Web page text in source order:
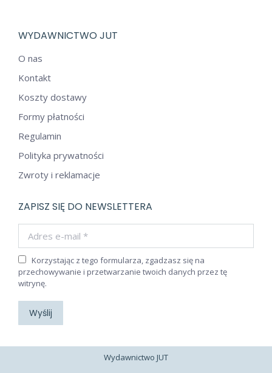
WYDAWNICTWO JUT
O nas
Kontakt
Koszty dostawy
Formy płatności
Regulamin
Polityka prywatności
Zwroty i reklamacje
ZAPISZ SIĘ DO NEWSLETTERA
Korzystając z tego formularza, zgadzasz się na
przechowywanie i przetwarzanie twoich danych przez tę
witrynę.
Wyślij
Wydawnictwo JUT